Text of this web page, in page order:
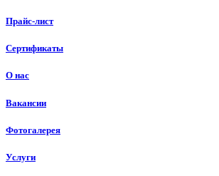
Прайс-лист
Сертификаты
О нас
Вакансии
Фотогалерея
Услуги